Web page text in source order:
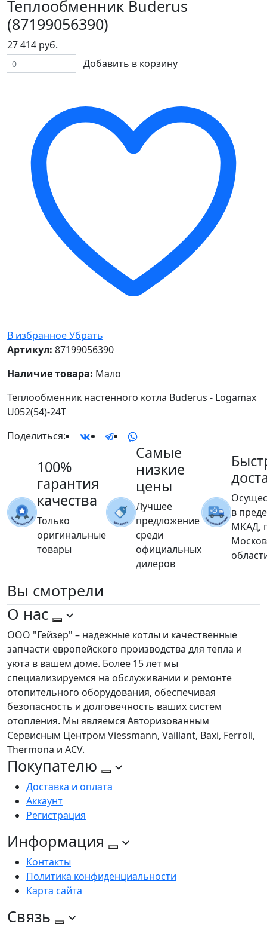
Теплообменник Buderus
(87199056390)
27 414 руб.
Добавить в корзину
В избранноеУбрать
Артикул: 87199056390
Наличие товара: Мало
Теплообменник настенного котла Buderus - Logamax
U052(54)-24T
Поделиться:
100%
гарантия
качества
Только
оригинальные
товары
Самые
низкие
цены
Лучшее
предложение
среди
официальных
дилеров
в
МКАД,
Вы смотрели
О нас
ООО "Гейзер" – надежные котлы и качественные
запчасти европейского производства для тепла и
уюта в вашем доме. Более 15 лет мы
специализируемся на обслуживании и ремонте
отопительного оборудования, обеспечивая
безопасность и долговечность ваших систем
отопления. Мы являемся Авторизованным
Сервисным Центром Viessmann, Vaillant, Baxi, Ferroli,
Thermona и ACV.
Покупателю
Доставка и оплата
Аккаунт
Регистрация
Информация
Контакты
Политика конфиденциальности
Карта сайта
Связь